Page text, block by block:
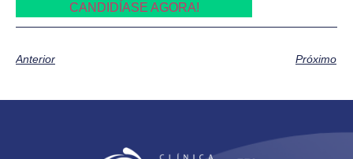
CANDIDÍASE AGORA!
Anterior Próximo